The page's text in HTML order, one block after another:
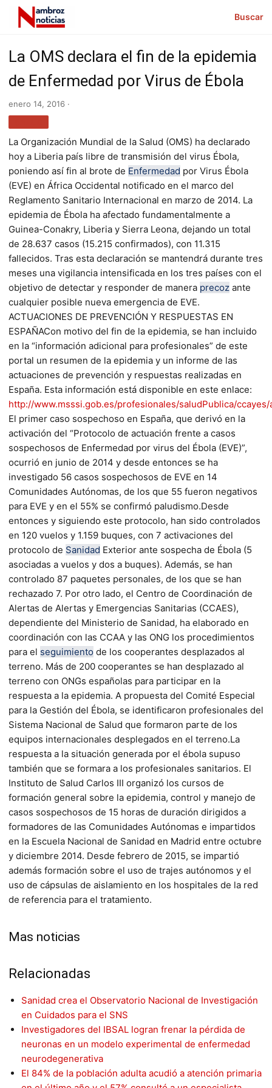
Buscar
La OMS declara el fin de la epidemia
de Enfermedad por Virus de Ébola
enero 14, 2016 ·
La Organización Mundial de la Salud (OMS) ha declarado
hoy a Liberia país libre de transmisión del virus Ébola,
poniendo así fin al brote de Enfermedad por Virus Ébola
(EVE) en África Occidental notificado en el marco del
Reglamento Sanitario Internacional en marzo de 2014. La
epidemia de Ébola ha afectado fundamentalmente a
Guinea-Conakry, Liberia y Sierra Leona, dejando un total
de 28.637 casos (15.215 confirmados), con 11.315
fallecidos. Tras esta declaración se mantendrá durante tres
meses una vigilancia intensificada en los tres países con el
objetivo de detectar y responder de manera precoz ante
cualquier posible nueva emergencia de EVE.
ACTUACIONES DE PREVENCIÓN Y RESPUESTAS EN
ESPAÑACon motivo del fin de la epidemia, se han incluido
en la “información adicional para profesionales” de este
portal un resumen de la epidemia y un informe de las
actuaciones de prevención y respuestas realizadas en
España. Esta información está disponible en este enlace:
http://www.msssi.gob.es/profesionales/saludPublica/
El primer caso sospechoso en España, que derivó en la
activación del “Protocolo de actuación frente a casos
sospechosos de Enfermedad por virus del Ébola (EVE)”,
ocurrió en junio de 2014 y desde entonces se ha
investigado 56 casos sospechosos de EVE en 14
Comunidades Autónomas, de los que 55 fueron negativos
para EVE y en el 55% se confirmó paludismo.Desde
entonces y siguiendo este protocolo, han sido controlados
en 120 vuelos y 1.159 buques, con 7 activaciones del
protocolo de Sanidad Exterior ante sospecha de Ébola (5
asociadas a vuelos y dos a buques). Además, se han
controlado 87 paquetes personales, de los que se han
rechazado 7. Por otro lado, el Centro de Coordinación de
Alertas de Alertas y Emergencias Sanitarias (CCAES),
dependiente del Ministerio de Sanidad, ha elaborado en
coordinación con las CCAA y las ONG los procedimientos
para el seguimiento de los cooperantes desplazados al
terreno. Más de 200 cooperantes se han desplazado al
terreno con ONGs españolas para participar en la
respuesta a la epidemia. A propuesta del Comité Especial
para la Gestión del Ébola, se identificaron profesionales del
Sistema Nacional de Salud que formaron parte de los
equipos internacionales desplegados en el terreno.La
respuesta a la situación generada por el ébola supuso
también que se formara a los profesionales sanitarios. El
Instituto de Salud Carlos III organizó los cursos de
formación general sobre la epidemia, control y manejo de
casos sospechosos de 15 horas de duración dirigidos a
formadores de las Comunidades Autónomas e impartidos
en la Escuela Nacional de Sanidad en Madrid entre octubre
y diciembre 2014. Desde febrero de 2015, se impartió
además formación sobre el uso de trajes autónomos y el
uso de cápsulas de aislamiento en los hospitales de la red
de referencia para el tratamiento.
Mas noticias
Relacionadas
Sanidad crea el Observatorio Nacional de Investigación
en Cuidados para el SNS
Investigadores del IBSAL logran frenar la pérdida de
neuronas en un modelo experimental de enfermedad
neurodegenerativa
El 84% de la población adulta acudió a atención primaria